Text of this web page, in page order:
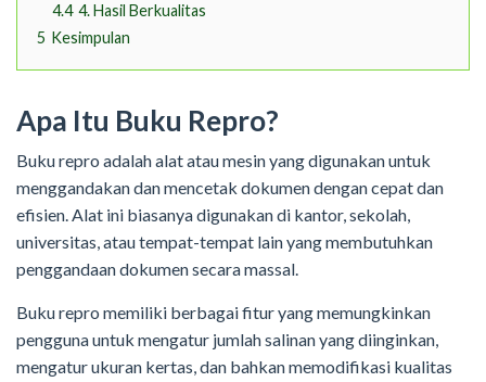
4.4 4. Hasil Berkualitas
5 Kesimpulan
Apa Itu Buku Repro?
Buku repro adalah alat atau mesin yang digunakan untuk
menggandakan dan mencetak dokumen dengan cepat dan
efisien. Alat ini biasanya digunakan di kantor, sekolah,
universitas, atau tempat-tempat lain yang membutuhkan
penggandaan dokumen secara massal.
Buku repro memiliki berbagai fitur yang memungkinkan
pengguna untuk mengatur jumlah salinan yang diinginkan,
mengatur ukuran kertas, dan bahkan memodifikasi kualitas